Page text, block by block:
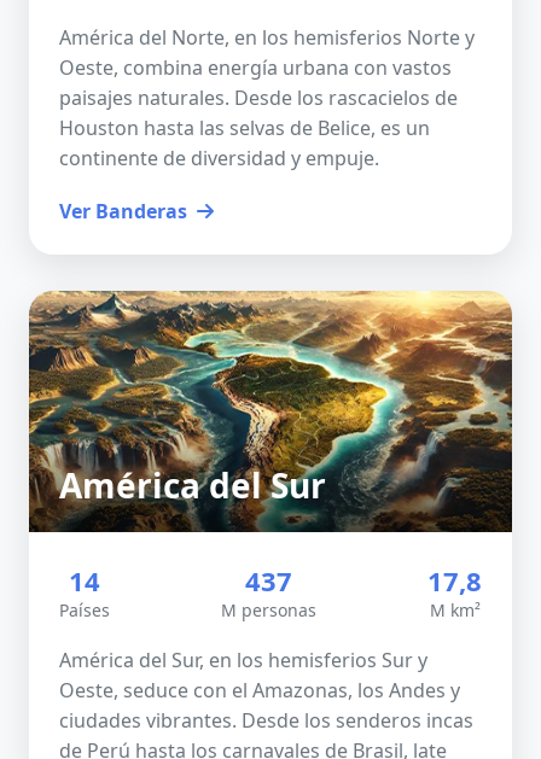
América del Norte, en los hemisferios Norte y
Oeste, combina energía urbana con vastos
paisajes naturales. Desde los rascacielos de
Houston hasta las selvas de Belice, es un
continente de diversidad y empuje.
Ver Banderas
América del Sur
14
Países
437
M personas
17,8
M km²
América del Sur, en los hemisferios Sur y
Oeste, seduce con el Amazonas, los Andes y
ciudades vibrantes. Desde los senderos incas
de Perú hasta los carnavales de Brasil, late